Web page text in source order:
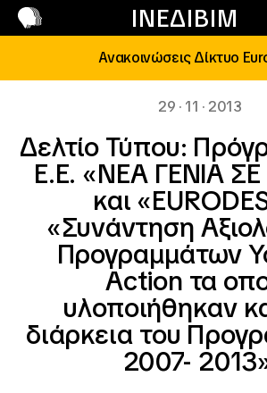
ΙΝΕΔΙΒΙΜ
Επικοινωνία
Ανακοινώσεις Δίκτυο
29 · 11 · 2013
Δελτίο Τύπου:
Ε.Ε. «ΝΕΑ ΓΕΝΙΑ
και
«Συνάντηση
Προγραμμάτων
Action τα
υλοποιήθηκαν
διάρκεια του
2007-